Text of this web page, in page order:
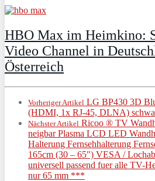
HBO Max im Heimkino:
Video Channel in
Österreich
Vorheriger Artikel LG BP430 3D
(HDMI, 1x RJ-45, DLNA)
Nächster Artikel Ricoo ® TV
neigbar Plasma LCD LED
Halterung Fernsehhalterung
165cm (30 – 65″) VESA /
universell passend fuer alle TV-
nur 65 mm ***